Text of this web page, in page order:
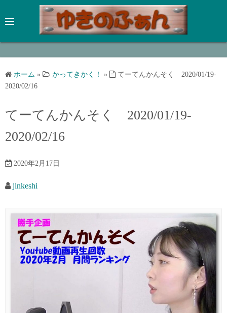
ン
ン
ツ
へ
ス
ッ
ホーム » かってきかく！ »
てーてんかんそく 2020/01/19-
2020/02/16
てーてんかんそく 2020/01/19-
2020/02/16
2020年2月17日
jinkeshi